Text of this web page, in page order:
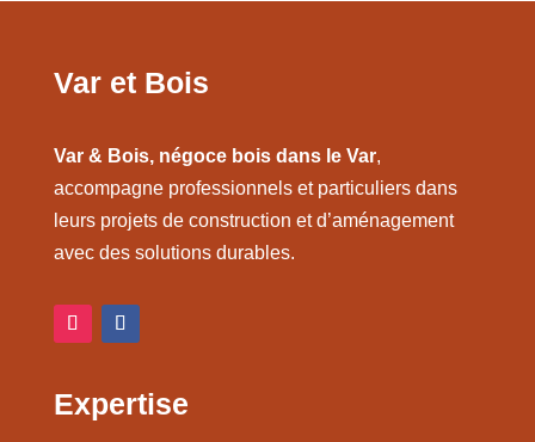
Var et Bois
Var & Bois, négoce bois dans le Var,
accompagne professionnels et particuliers dans
leurs projets de construction et d’aménagement
avec des solutions durables.
Expertise